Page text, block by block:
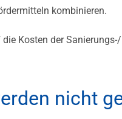
kombinieren.
Kosten der
nicht